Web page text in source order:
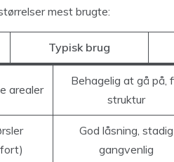
mest brugte:
Typisk brug
arealer
Behagelig at gå på,
struktur
God låsning, stadig
gangvenlig